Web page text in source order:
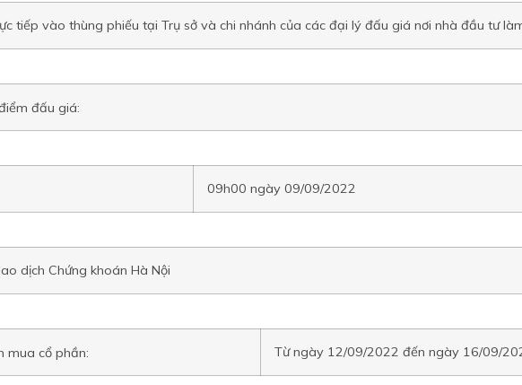
tiếp vào thùng phiếu tại Trụ sở và chi nhánh của các đại lý đấu giá nơi nhà đầu tư
đấu giá:
09h00 ngày 09/09/2022
dịch Chứng khoán Hà Nội
mua cổ phần: Từ ngày 12/09/2022 đến ngày 16/09/